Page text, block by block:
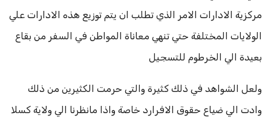
مركزية الادارات الامر الذي تطلب ان يتم توزيع هذه الادارات علي
الولايات المختلفة حتي تنهي معاناة المواطن في السفر من بقاع
بعيدة الي الخرطوم للتسجيل
ولعل الشواهد في ذلك كثيرة والتي حرمت الكثيرين من ذلك
وادت الي ضياع حقوق الافرارد خاصة واذا مانظرنا الي ولاية كسلا